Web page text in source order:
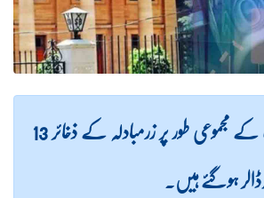
(لاہور نیوز) ملک کے مجموعی طور پر زرمبادلہ کے ذخائر 13